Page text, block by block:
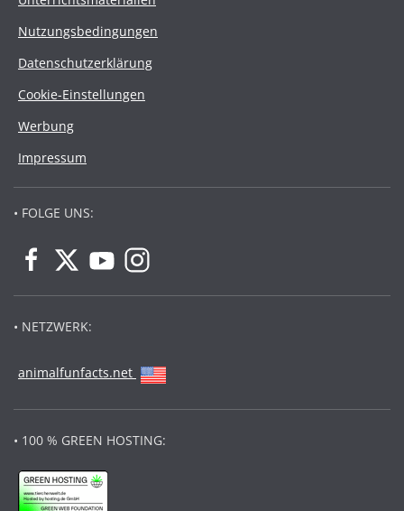
Nutzungsbedingungen
Datenschutzerklärung
Cookie-Einstellungen
Werbung
Impressum
• FOLGE UNS:
• NETZWERK:
animalfunfacts.net
• 100 % GREEN HOSTING: